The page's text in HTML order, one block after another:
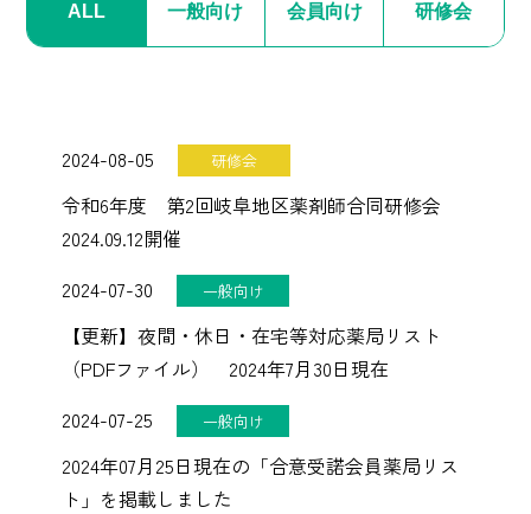
ALL 一般向け 会員向け 研修会
2024-08-05 研修会
令和6年度 第2回岐阜地区薬剤師合同研修会
2024.09.12開催
2024-07-30
一般向け
【更新】夜間・休日・在宅等対応薬局リスト
（PDFファイル） 2024年7月30日現在
2024-07-25
一般向け
2024年07月25日現在の「合意受諾会員薬局リス
ト」を掲載しました